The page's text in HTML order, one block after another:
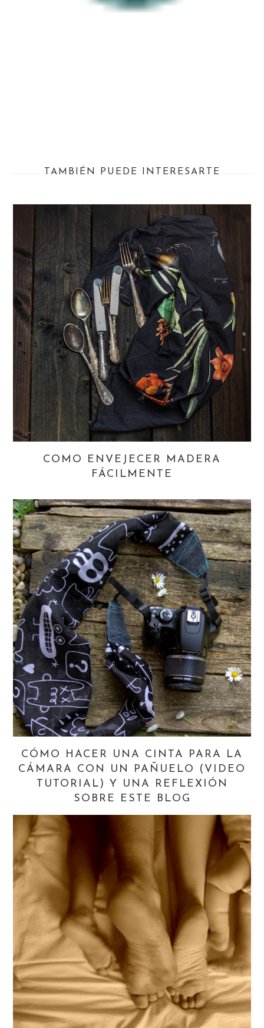
TAMBIÉN PUEDE INTERESARTE
COMO ENVEJECER MADERA
FÁCILMENTE
CÓMO HACER UNA CINTA PARA LA
CÁMARA CON UN PAÑUELO (VIDEO
TUTORIAL) Y UNA REFLEXIÓN
SOBRE ESTE BLOG